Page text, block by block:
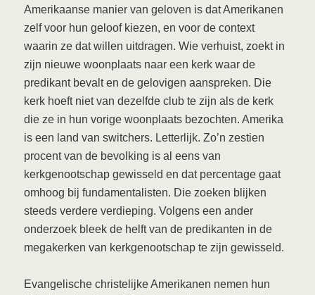
Amerikaanse manier van geloven is dat Amerikanen
zelf voor hun geloof kiezen, en voor de context
waarin ze dat willen uitdragen. Wie verhuist, zoekt in
zijn nieuwe woonplaats naar een kerk waar de
predikant bevalt en de gelovigen aanspreken. Die
kerk hoeft niet van dezelfde club te zijn als de kerk
die ze in hun vorige woonplaats bezochten. Amerika
is een land van switchers. Letterlijk. Zo’n zestien
procent van de bevolking is al eens van
kerkgenootschap gewisseld en dat percentage gaat
omhoog bij fundamentalisten. Die zoeken blijken
steeds verdere verdieping. Volgens een ander
onderzoek bleek de helft van de predikanten in de
megakerken van kerkgenootschap te zijn gewisseld.
Evangelische christelijke Amerikanen nemen hun